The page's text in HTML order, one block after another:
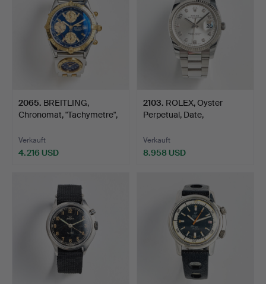
2065. BREITLING,
Chronomat, "Tachymetre",
Verkauft
4.216 USD
2103. ROLEX, Oyster
Perpetual, Date,
Verkauft
8.958 USD